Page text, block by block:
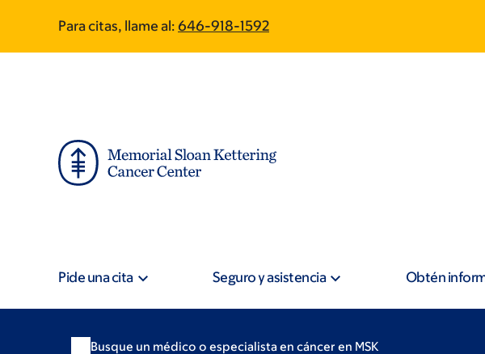
main
footer
Para citas, llame al: 646-918-1592
Pide una cita Seguro y asistencia Obtén
Busque un médico o especialista en cáncer en MSK